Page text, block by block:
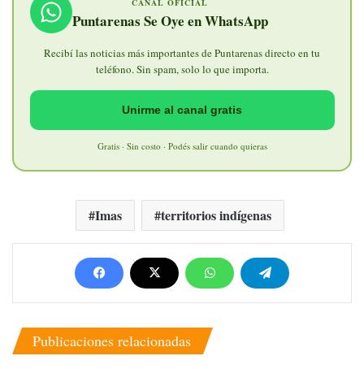
CANAL OFICIAL
Puntarenas Se Oye en WhatsApp
Recibí las noticias más importantes de Puntarenas directo en tu
teléfono. Sin spam, solo lo que importa.
Unirme al canal gratis
Gratis · Sin costo · Podés salir cuando quieras
Imas territorios indígenas
Publicaciones relacionadas